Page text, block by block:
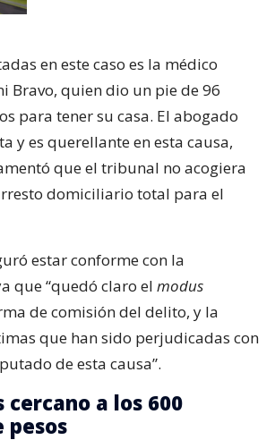
en este caso es la médico
Bravo, quien dio un pie de 96
para tener su casa. El abogado
y es querellante en esta causa,
que el tribunal no acogiera
domiciliario total para el
estar conforme con la
que “quedó claro el modus
de comisión del delito, y la
que han sido perjudicadas con
de esta causa”.
cercano a los 600
pesos